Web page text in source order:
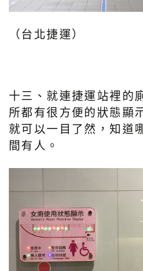
（台北捷運）
十三、就連捷運站裡的
所都有很方便的狀態顯
就可以一目了然，知道
間有人。